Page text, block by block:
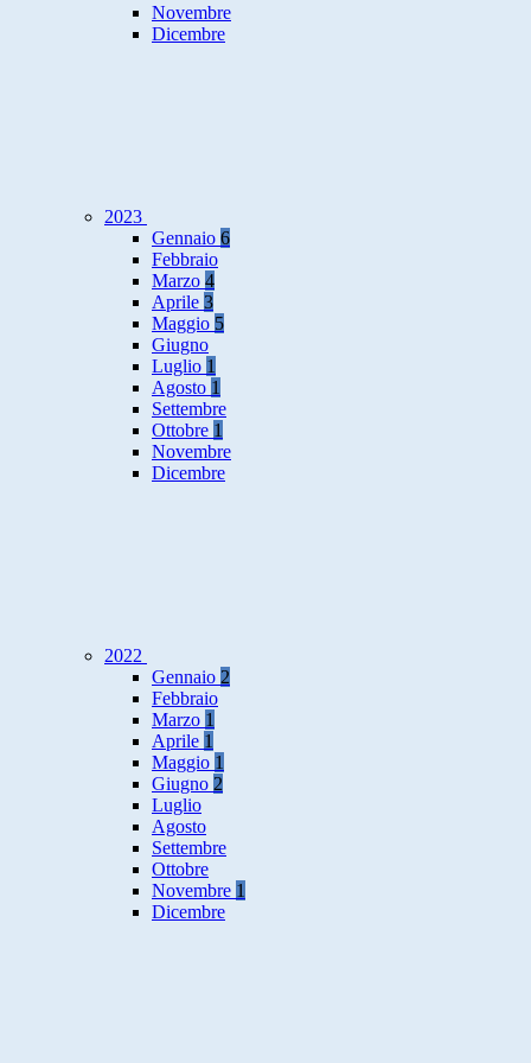
Novembre
Dicembre
2023
Gennaio 6
Febbraio
Marzo 4
Aprile 3
Maggio 5
Giugno
Luglio 1
Agosto 1
Settembre
Ottobre 1
Novembre
Dicembre
2022
Gennaio 2
Febbraio
Marzo 1
Aprile 1
Maggio 1
Giugno 2
Luglio
Agosto
Settembre
Ottobre
Novembre 1
Dicembre